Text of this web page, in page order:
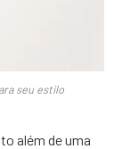
seu estilo
além de uma